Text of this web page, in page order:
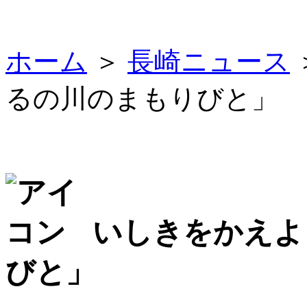
ホーム ＞ 長崎ニュース
るの川のまもりびと」
いしきをかえ
びと」